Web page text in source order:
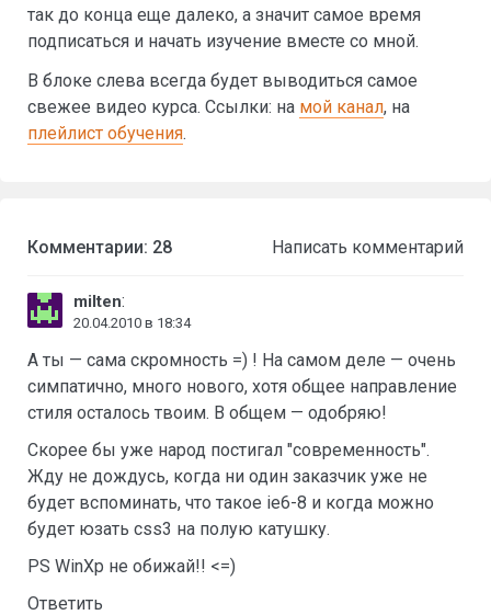
так до конца еще далеко, а значит самое время
подписаться и начать изучение вместе со мной.
В блоке слева всегда будет выводиться самое
свежее видео курса. Ссылки: на мой канал, на
плейлист обучения.
Комментарии: 28 Написать комментарий
milten:
20.04.2010 в 18:34
А ты — сама скромность =) ! На самом деле — очень
симпатично, много нового, хотя общее направление
стиля осталось твоим. В общем — одобряю!
Скорее бы уже народ постигал "современность".
Жду не дождусь, когда ни один заказчик уже не
будет вспоминать, что такое ie6-8 и когда можно
будет юзать css3 на полую катушку.
PS WinXp не обижай!! <=)
Ответить